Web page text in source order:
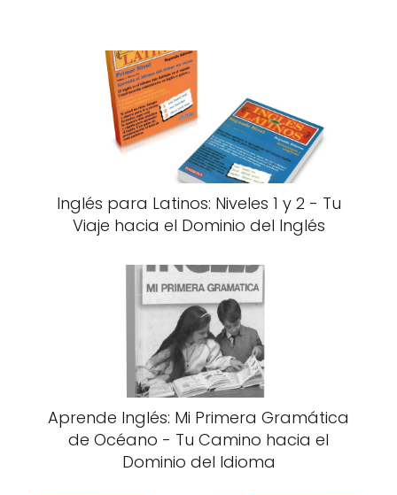
Inglés para Latinos: Niveles 1 y 2 - Tu
Viaje hacia el Dominio del Inglés
Aprende Inglés: Mi Primera Gramática
de Océano - Tu Camino hacia el
Dominio del Idioma